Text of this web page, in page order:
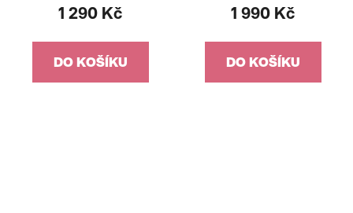
1 290 Kč
DO KOŠÍKU
1 990 Kč
DO KOŠÍKU